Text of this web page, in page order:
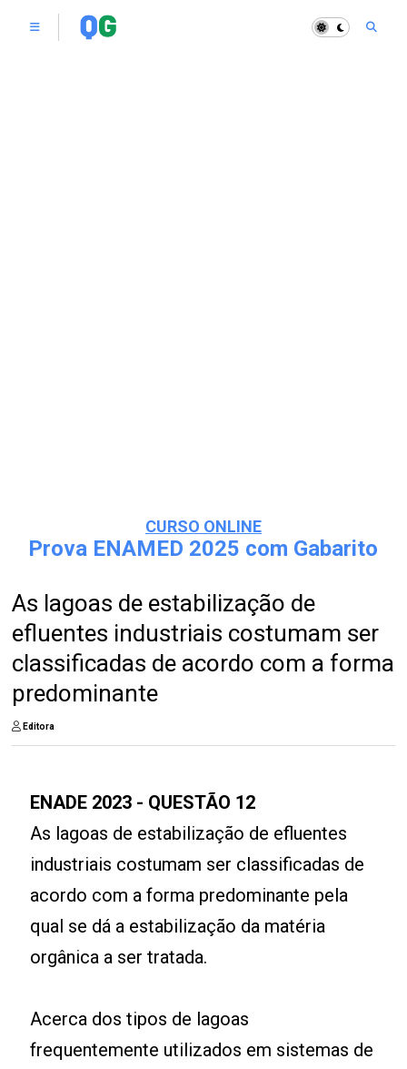
CURSO ONLINE
Prova ENAMED 2025 com Gabarito
As lagoas de estabilização de
efluentes industriais costumam ser
classificadas de acordo com a forma
predominante
Editora
ENADE 2023 - QUESTÃO 12
As lagoas de estabilização de efluentes
industriais costumam ser classificadas de
acordo com a forma predominante pela
qual se dá a estabilização da matéria
orgânica a ser tratada.
Acerca dos tipos de lagoas
frequentemente utilizados em sistemas de